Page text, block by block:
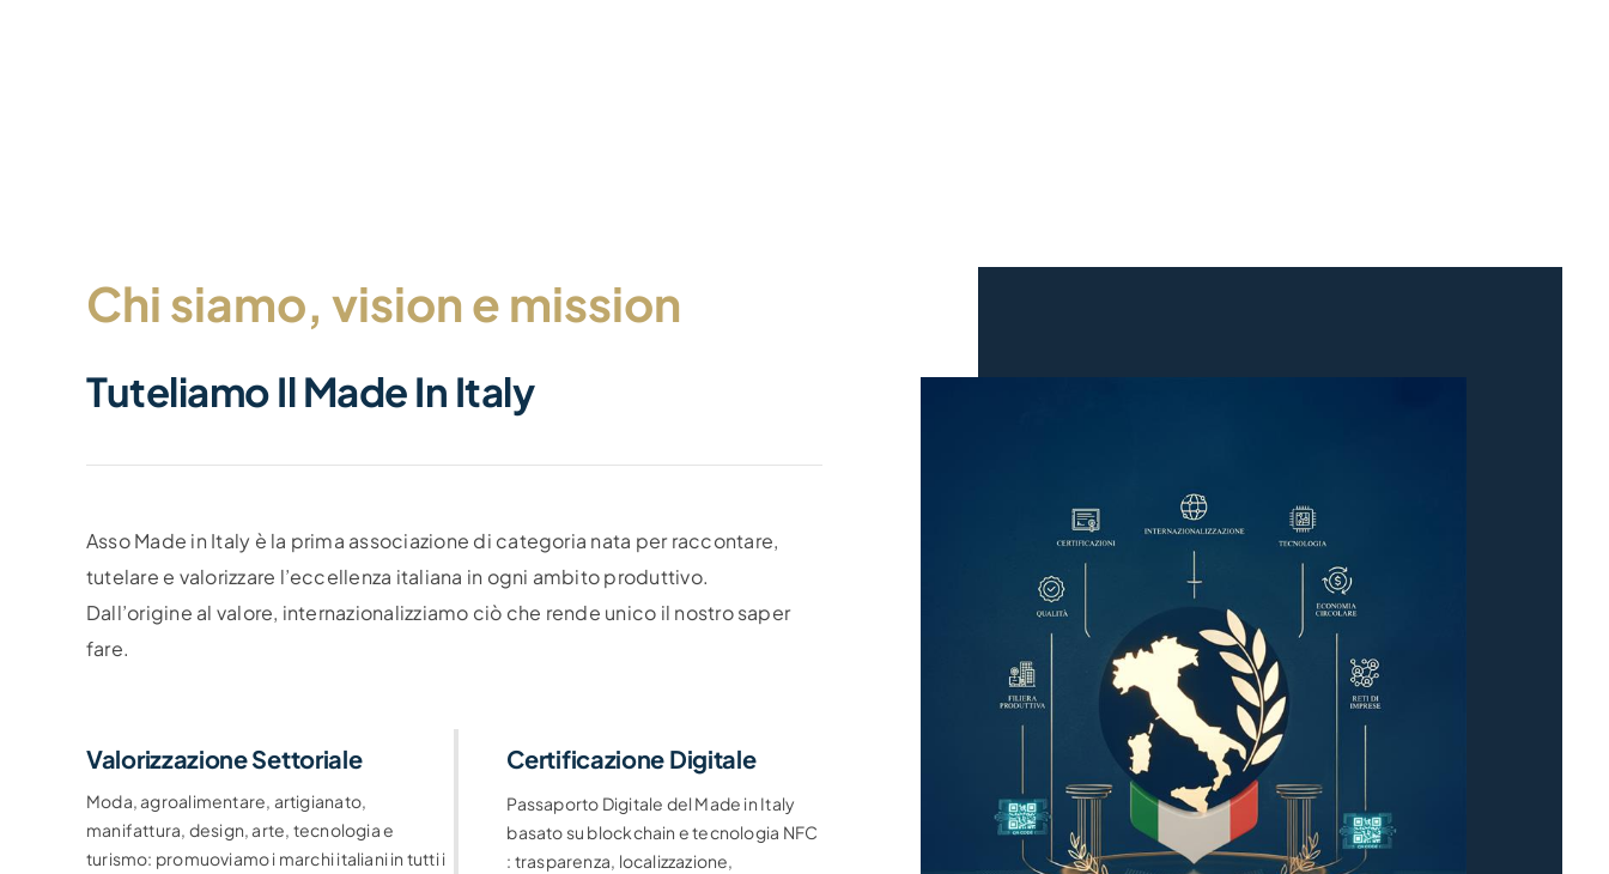
Chi siamo, vision e mission
Tuteliamo Il Made In Italy
Asso Made in Italy è la prima associazione di categoria nata per raccontare,
tutelare e valorizzare l’eccellenza italiana in ogni ambito produttivo.
Dall’origine al valore, internazionalizziamo ciò che rende unico il nostro saper
fare.
Valorizzazione Settoriale
Moda, agroalimentare, artigianato,
manifattura, design, arte, tecnologia e
turismo: promuoviamo i marchi italiani in tutti i
Certificazione Digitale
Passaporto Digitale del Made in Italy
basato su blockchain e tecnologia NFC
: trasparenza, localizzazione,